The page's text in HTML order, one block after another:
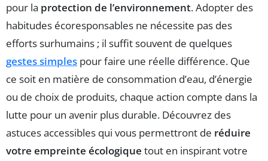
pour la protection de l’environnement. Adopter des
habitudes écoresponsables ne nécessite pas des
efforts surhumains ; il suffit souvent de quelques
gestes simples pour faire une réelle différence. Que
ce soit en matière de consommation d’eau, d’énergie
ou de choix de produits, chaque action compte dans la
lutte pour un avenir plus durable. Découvrez des
astuces accessibles qui vous permettront de réduire
votre empreinte écologique tout en inspirant votre